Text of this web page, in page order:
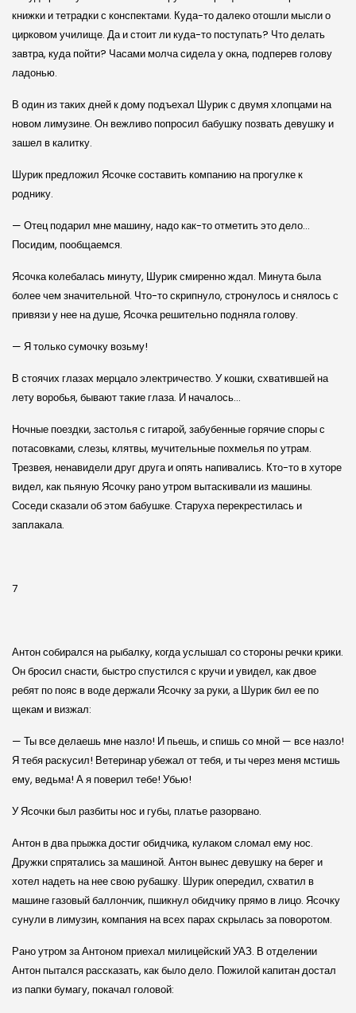
книжки и тетрадки с конспектами. Куда-то далеко отошли мысли о
цирковом училище. Да и стоит ли куда-то поступать? Что делать
завтра, куда пойти? Часами молча сидела у окна, подперев голову
ладонью.
В один из таких дней к дому подъехал Шурик с двумя хлопцами на
новом лимузине. Он вежливо попросил бабушку позвать девушку и
зашел в калитку.
Шурик предложил Ясочке составить компанию на прогулке к
роднику.
— Отец подарил мне машину, надо как-то отметить это дело…
Посидим, пообщаемся.
Ясочка колебалась минуту, Шурик смиренно ждал. Минута была
более чем значительной. Что-то скрипнуло, стронулось и снялось с
привязи у нее на душе, Ясочка решительно подняла голову.
— Я только сумочку возьму!
В стоячих глазах мерцало электричество. У кошки, схватившей на
лету воробья, бывают такие глаза. И началось…
Ночные поездки, застолья с гитарой, забубенные горячие споры с
потасовками, слезы, клятвы, мучительные похмелья по утрам.
Трезвея, ненавидели друг друга и опять напивались. Кто-то в хуторе
видел, как пьяную Ясочку рано утром вытаскивали из машины.
Соседи сказали об этом бабушке. Старуха перекрестилась и
заплакала.
7
Антон собирался на рыбалку, когда услышал со стороны речки крики.
Он бросил снасти, быстро спустился с кручи и увидел, как двое
ребят по пояс в воде держали Ясочку за руки, а Шурик бил ее по
щекам и визжал:
— Ты все делаешь мне назло! И пьешь, и спишь со мной — все назло!
Я тебя раскусил! Ветеринар убежал от тебя, и ты через меня мстишь
ему, ведьма! А я поверил тебе! Убью!
У Ясочки был разбиты нос и губы, платье разорвано.
Антон в два прыжка достиг обидчика, кулаком сломал ему нос.
Дружки спрятались за машиной. Антон вынес девушку на берег и
хотел надеть на нее свою рубашку. Шурик опередил, схватил в
машине газовый баллончик, пшикнул обидчику прямо в лицо. Ясочку
сунули в лимузин, компания на всех парах скрылась за поворотом.
Рано утром за Антоном приехал милицейский УАЗ. В отделении
Антон пытался рассказать, как было дело. Пожилой капитан достал
из папки бумагу, покачал головой: